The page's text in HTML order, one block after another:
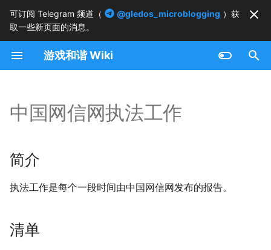
可订阅 Telegram 频道（ @gledos_microblogging ）获
取一些新页面的消息。
游戏和谐 Wiki
正
在
索
引
清单
中国网信网执法工作
简介
执法工作是每个一段时间由中国网信网发布的报告。
清单